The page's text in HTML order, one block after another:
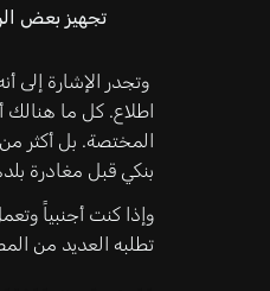
تجهيز بعض
وتجدر الإشارة
اطلاع. كل ما
المختصة. بل أكثر
بنكي قبل مغادرة
وإذا كنت أجنبياً
تطلبه العديد من